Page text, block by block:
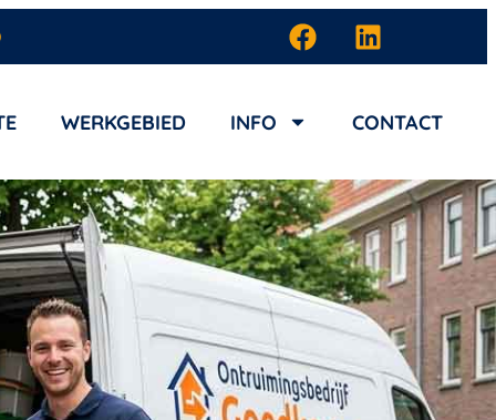
WERKGEBIED INFO CONTACT